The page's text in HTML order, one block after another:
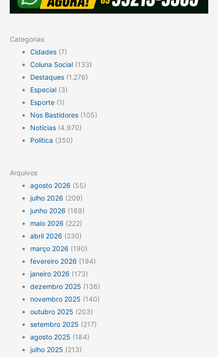
Categorias
Cidades (7)
Coluna Social (133)
Destaques (1.276)
Especial (3)
Esporte (1)
Nos Bastidores (105)
Notícias (4.970)
Política (350)
Arquivos
agosto 2026 (55)
julho 2026 (209)
junho 2026 (169)
maio 2026 (222)
abril 2026 (230)
março 2026 (190)
fevereiro 2026 (194)
janeiro 2026 (173)
dezembro 2025 (136)
novembro 2025 (140)
outubro 2025 (203)
setembro 2025 (217)
agosto 2025 (184)
julho 2025 (213)